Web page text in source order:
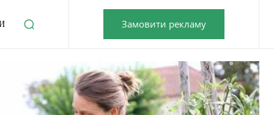
Замовити рекламу